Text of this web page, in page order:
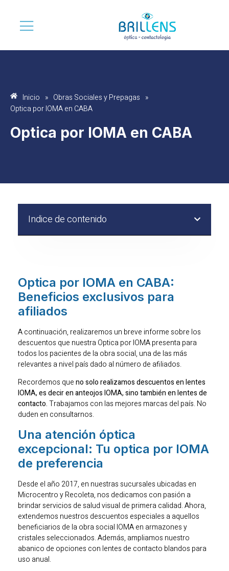
Inicio » Obras Sociales y Prepagas »
Optica por IOMA en CABA
Optica por IOMA en CABA
Indice de contenido
Optica por IOMA en CABA:
Beneficios exclusivos para
afiliados
A continuación, realizaremos un breve informe sobre los
descuentos que nuestra Optica por IOMA presenta para
todos los pacientes de la obra social, una de las más
relevantes a nivel país dado al número de afiliados.
Recordemos queno solo realizamos descuentos en lentes
IOMA, es decir en anteojos IOMA, sino también en lentes de
contacto.Trabajamos con las mejores marcas del país. No
duden en consultarnos.
Una atención óptica
excepcional: Tu optica por IOMA
de preferencia
Desde el año 2017, en nuestras sucursales ubicadas en
Microcentro y Recoleta, nos dedicamos con pasión a
brindar servicios de salud visual de primera calidad. Ahora,
extendemos nuestros descuentos especiales a aquellos
beneficiarios de la obra social IOMA en armazones y
cristales seleccionados. Además, ampliamos nuestro
abanico de opciones con lentes de contacto blandos para
uso anual.